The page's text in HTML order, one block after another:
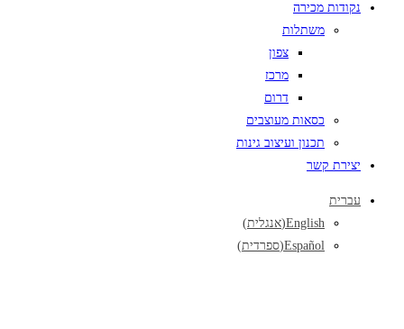
נקודות מכירה
משתלות
צפון
מרכז
דרום
כסאות מעוצבים
תכנון ועיצוב גינות
יצירת קשר
עברית
English
(אנגלית)
Español
(ספרדית)